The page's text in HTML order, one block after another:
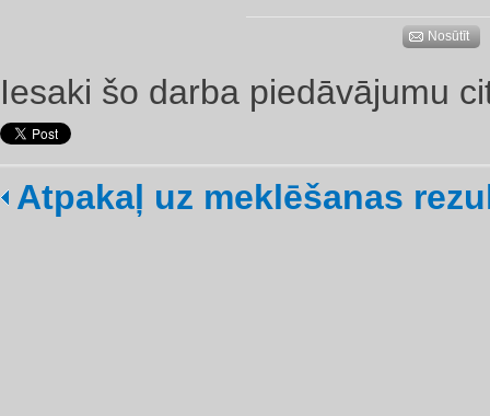
Nosūtīt
Iesaki šo darba piedāvājumu
Atpakaļ uz meklēšanas